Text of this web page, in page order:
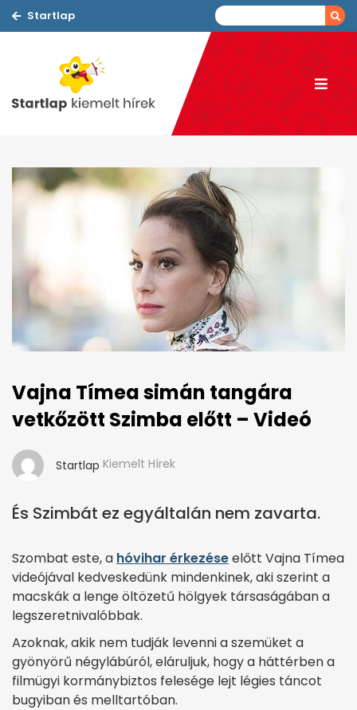
Startlap
Vajna Tímea simán tangára
vetkőzött Szimba előtt – Videó
Startlap Kiemelt Hírek
És Szimbát ez egyáltalán nem zavarta.
Szombat este, a hóvihar érkezéseelőtt Vajna Tímea
videójával kedveskedünk mindenkinek, aki szerint a
macskák a lenge öltözetű hölgyek társaságában a
legszeretnivalóbbak.
Azoknak, akik nem tudják levenni a szemüket a
gyönyörű négylábúról, eláruljuk, hogy a háttérben a
filmügyi kormánybiztos felesége lejt légies táncot
bugyiban és melltartóban.